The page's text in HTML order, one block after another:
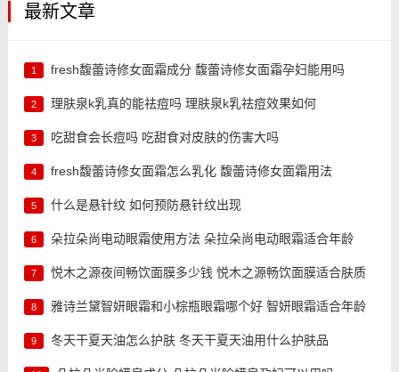
最新文章
1 fresh馥蕾诗修女面霜成分 馥蕾诗修女面霜孕妇能用吗
2 理肤泉k乳真的能祛痘吗 理肤泉k乳祛痘效果如何
3 吃甜食会长痘吗 吃甜食对皮肤的伤害大吗
4 fresh馥蕾诗修女面霜怎么乳化 馥蕾诗修女面霜用法
5 什么是悬针纹 如何预防悬针纹出现
6 朵拉朵尚电动眼霜使用方法 朵拉朵尚电动眼霜适合年龄
7 悦木之源夜间畅饮面膜多少钱 悦木之源畅饮面膜适合肤质
8 雅诗兰黛智妍眼霜和小棕瓶眼霜哪个好 智妍眼霜适合年龄
9 冬天干夏天油怎么护肤 冬天干夏天油用什么护肤品